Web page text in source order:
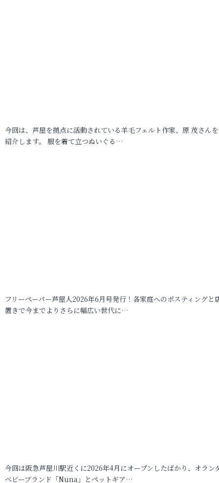
今回は、芦屋を拠点に活動されている羊毛フェルト作家、原 茂さん
紹介します。 服を着て立つぬいぐる…
フリーペーパー芦屋人2026年6月号発行！各家庭へのポスティングと
置きで今までよりさらに幅広い世代に…
今回は阪急芦屋川駅近くに2026年4月にオープンしたばかり、オラン
ベビーブランド「Nuna」とペットギア…